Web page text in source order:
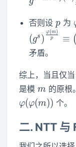
否则设 p
p为
(gs ) p
φ(m)
≡
矛盾。
综上，当且仅当
是模m
m 的原根
φ(φ(m)) 个。
二. NTT 与